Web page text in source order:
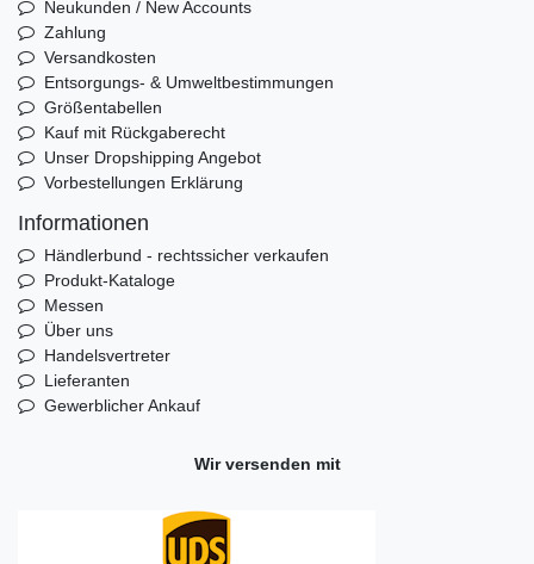
Neukunden / New Accounts
Zahlung
Versandkosten
Entsorgungs- & Umweltbestimmungen
Größentabellen
Kauf mit Rückgaberecht
Unser Dropshipping Angebot
Vorbestellungen Erklärung
Informationen
Händlerbund - rechtssicher verkaufen
Produkt-Kataloge
Messen
Über uns
Handelsvertreter
Lieferanten
Gewerblicher Ankauf
Wir versenden mit